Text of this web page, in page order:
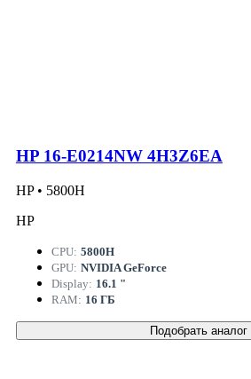
HP 16-E0214NW 4H3Z6EA
HP • 5800H
HP
CPU: 5800H
GPU: NVIDIA GeForce
Display: 16.1 "
RAM: 16 ГБ
Подобрать аналог